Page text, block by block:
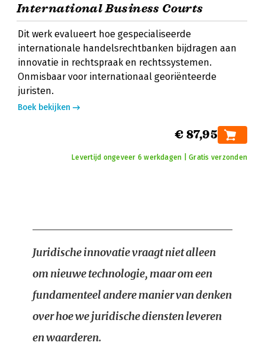
International Business Courts
Dit werk evalueert hoe gespecialiseerde
internationale handelsrechtbanken bijdragen aan
innovatie in rechtspraak en rechtssystemen.
Onmisbaar voor internationaal georiënteerde
juristen.
Boek bekijken
€ 87,95
Levertijd ongeveer 6 werkdagen | Gratis verzonden
Juridische innovatie vraagt niet alleen
om nieuwe technologie, maar om een
fundamenteel andere manier van denken
over hoe we juridische diensten leveren
en waarderen.